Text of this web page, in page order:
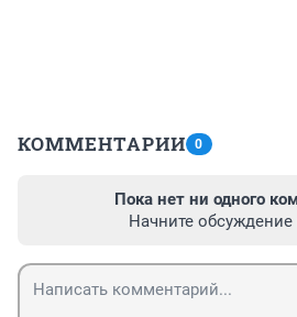
КОММЕНТАРИИ 0
Пока нет ни одного
Начните